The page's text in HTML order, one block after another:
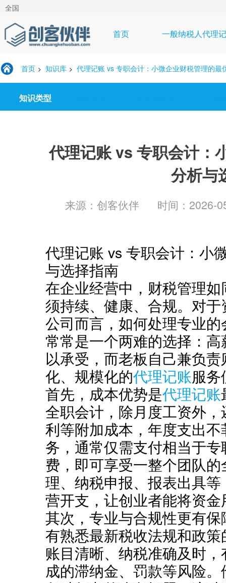
全国
首页 一般纳税人代理
首页 > 知识库 > 代理记账 vs 专职会计：小微企业财税管理的最
知识类型
代理记账 vs 专职会计：
分析与
来源：创客伙伴 时间：2026-
代理记账 vs 专职会计：小
与选择指南
在企业经营中，财税管理
须持续、健康、合规。对
公司而言，如何处理专业
常常是一个两难的选择：
以承受，而老板自己兼负
化、规模化的代理记账服
首先，成本优势是代理记账
全职会计，除月度工资外
利等附加成本，年度支出
务，通常仅需支付相当于
费，即可享受一整个团队的
理、纳税申报、报表出具
营开支，让创业者能将资
其次，专业与合规性更有
有熟悉最新税收法规和政
账目清晰、纳税准确及时
成的滞纳金、罚款等风险